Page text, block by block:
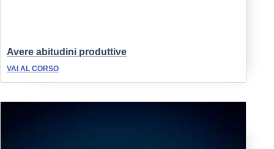
Avere abitudini produttive
VAI AL CORSO